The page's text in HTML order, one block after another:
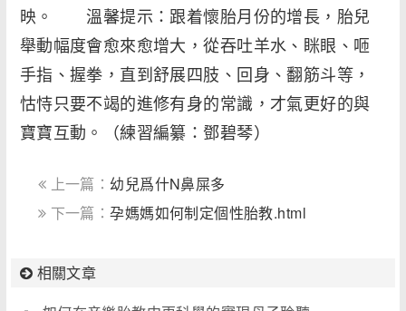
映。 溫馨提示：跟着懷胎月份的增長，胎兒
舉動幅度會愈來愈增大，從吞吐羊水、眯眼、咂
手指、握拳，直到舒展四肢、回身、翻筋斗等，
怙恃只要不竭的進修有身的常識，才氣更好的與
寶寶互動。（練習編纂：鄧碧琴）
上一篇： 幼兒爲什N鼻屎多
下一篇：孕媽媽如何制定個性胎教.html
相關文章